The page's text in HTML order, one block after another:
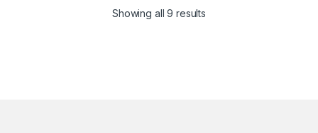
Showing all 9 results